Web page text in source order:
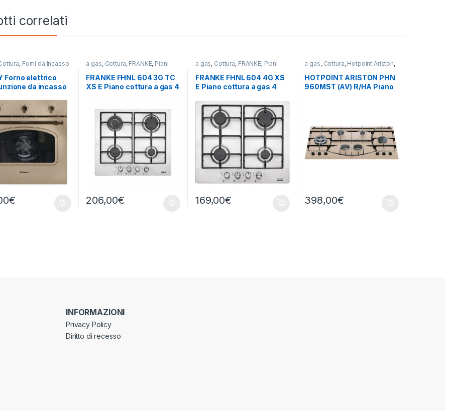
correlati
, Forni da Incasso
Forno elettrico
da incasso
€
a gas, Cottura, FRANKE, Piani
Cottura
FRANKE FHNL 604 3G TC
XS E Piano cottura a gas 4
206,00€
a gas, Cottura, FRANKE, Piani
Cottura
FRANKE FHNL 604 4G XS
E Piano cottura a gas 4
169,00€
a gas, Cottura, Hotpoint Ariston,
Piani Cottura
HOTPOINT ARISTON PHN
960MST (AV) R/HA Piano
398,00€
INFORMAZIONI
Privacy Policy
Diritto di recesso